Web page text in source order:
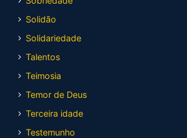
Solidão
Solidariedade
Talentos
Teimosia
Temor de Deus
Terceira idade
Testemunho